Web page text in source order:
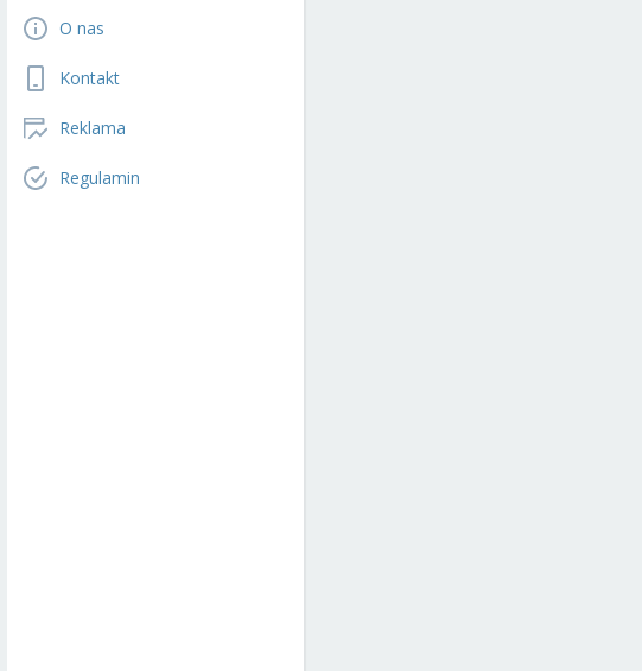
O nas
Kontakt
Reklama
Regulamin